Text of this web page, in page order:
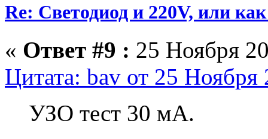
Re: Светодиод и 220V, или
« Ответ #9 : 25 Ноября
Цитата: bav от 25
УЗО тест 30 мА.